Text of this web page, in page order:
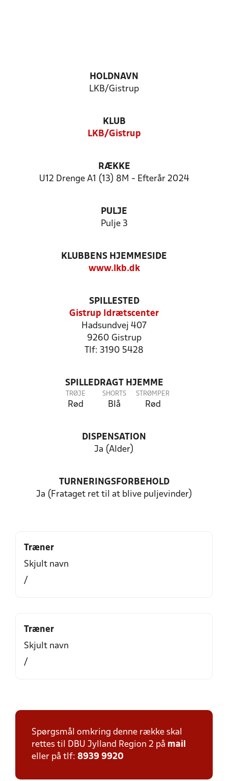
HOLDNAVN
LKB/Gistrup
KLUB
LKB/Gistrup
RÆKKE
U12 Drenge A1 (13) 8M - Efterår 2024
PULJE
Pulje 3
KLUBBENS HJEMMESIDE
www.lkb.dk
SPILLESTED
Gistrup Idrætscenter
Hadsundvej 407
9260 Gistrup
Tlf: 3190 5428
SPILLEDRAGT HJEMME
TRØJE
Rød
SHORTS
Blå
STRØMPER
Rød
DISPENSATION
Ja (Alder)
TURNERINGSFORBEHOLD
Ja (Frataget ret til at blive puljevinder)
Træner
Skjult navn
/
Træner
Skjult navn
/
Spørgsmål omkring denne række skal
rettes til DBU Jylland Region 2 på mail
eller på tlf: 8939 9920